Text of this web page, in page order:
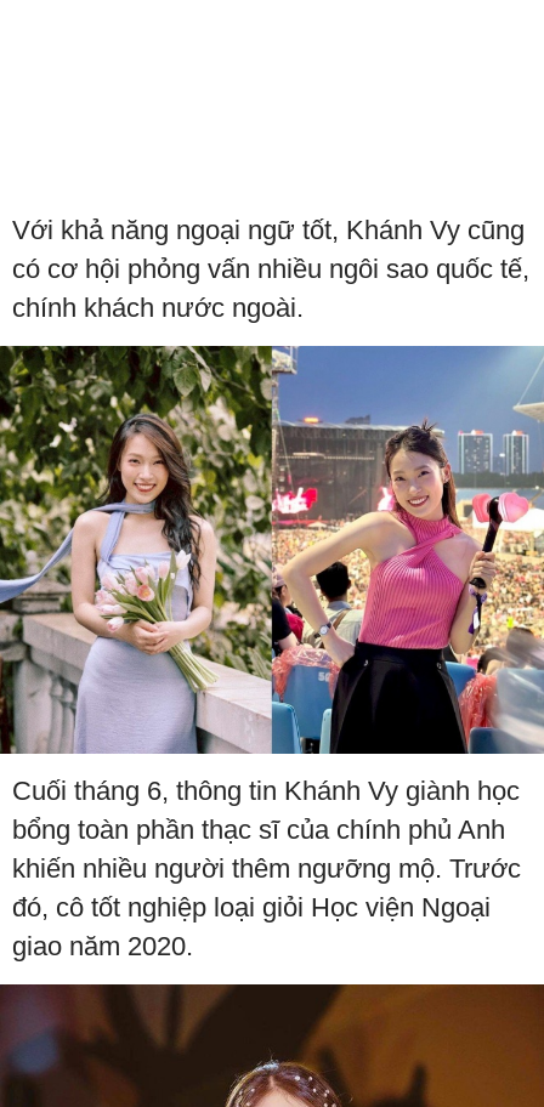
Với khả năng ngoại ngữ tốt, Khánh Vy cũng
có cơ hội phỏng vấn nhiều ngôi sao quốc tế,
chính khách nước ngoài.
Cuối tháng 6, thông tin Khánh Vy giành học
bổng toàn phần thạc sĩ của chính phủ Anh
khiến nhiều người thêm ngưỡng mộ. Trước
đó, cô tốt nghiệp loại giỏi Học viện Ngoại
giao năm 2020.